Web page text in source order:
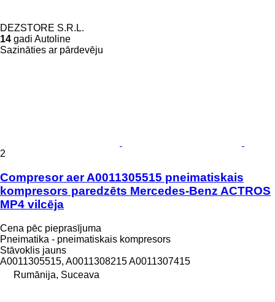
DEZSTORE S.R.L.
14 gadi Autoline
Sazināties ar pārdevēju
2
Compresor aer A0011305515 pneimatiskais
kompresors paredzēts Mercedes-Benz ACTROS
MP4 vilcēja
Cena pēc pieprasījuma
Pneimatika - pneimatiskais kompresors
Stāvoklis jauns
A0011305515, A0011308215 A0011307415
Rumānija, Suceava